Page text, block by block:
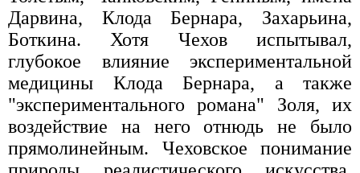
Дарвина, Клода Бернара, Захарьина,
Боткина. Хотя Чехов испытывал,
глубокое влияние экспериментальной
медицины Клода Бернара, а также
"экспериментального романа" Золя, их
воздействие на него отнюдь не было
прямолинейным. Чеховское понимание